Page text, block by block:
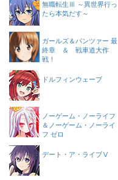
無職転生Ⅲ ～異世界行っ
たら本気だす～
ガールズ＆パンツァー 最
終章 ＆ 戦車道大作
戦！
ドルフィンウェーブ
ノーゲーム・ノーライフ
＆ノーゲーム・ノーライ
フ ゼロ
デート・ア・ライブⅤ